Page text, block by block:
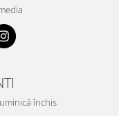
închis